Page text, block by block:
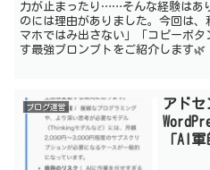
力が止まったり……そんな経験はあ
のには理由がありました。今回は
マホではみ出さない」「コピーボ
す最強プロンプトをご紹介します🌿
ブログ運営
アドセ
「AI